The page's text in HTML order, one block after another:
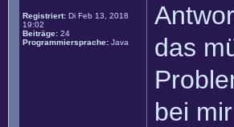
Registriert: Di Feb 13, 2018
19:02
Beiträge: 24
Programmiersprache: Java
das
bei